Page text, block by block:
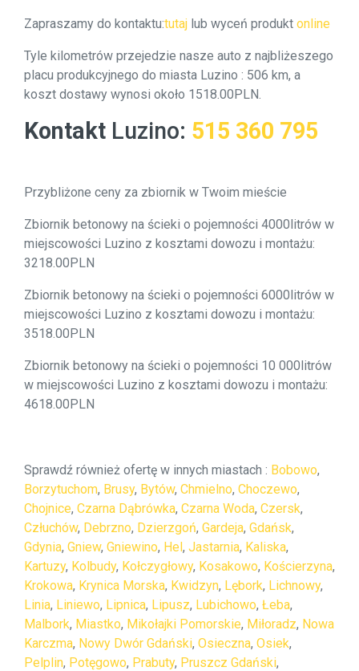
Zapraszamy do kontaktu:tutaj lub wyceń produkt online
Tyle kilometrów przejedzie nasze auto z najbliżeszego
placu produkcyjnego do miasta Luzino : 506 km, a
koszt dostawy wynosi około 1518.00PLN.
Kontakt Luzino: 515 360 795
Przybliżone ceny za zbiornik w Twoim mieście
Zbiornik betonowy na ścieki o pojemności 4000litrów w
miejscowości Luzino z kosztami dowozu i montażu:
3218.00PLN
Zbiornik betonowy na ścieki o pojemności 6000litrów w
miejscowości Luzino z kosztami dowozu i montażu:
3518.00PLN
Zbiornik betonowy na ścieki o pojemności 10 000litrów
w miejscowości Luzino z kosztami dowozu i montażu:
4618.00PLN
Sprawdź również ofertę w innych miastach : Bobowo,
Borzytuchom, Brusy, Bytów, Chmielno, Choczewo,
Chojnice, Czarna Dąbrówka, Czarna Woda, Czersk,
Człuchów, Debrzno, Dzierzgoń, Gardeja, Gdańsk,
Gdynia, Gniew, Gniewino, Hel, Jastarnia, Kaliska,
Kartuzy, Kolbudy, Kołczygłowy, Kosakowo, Kościerzyna,
Krokowa, Krynica Morska, Kwidzyn, Lębork, Lichnowy,
Linia, Liniewo, Lipnica, Lipusz, Lubichowo, Łeba,
Malbork, Miastko, Mikołajki Pomorskie, Miłoradz, Nowa
Karczma, Nowy Dwór Gdański, Osieczna, Osiek,
Pelplin, Potęgowo, Prabuty, Pruszcz Gdański,